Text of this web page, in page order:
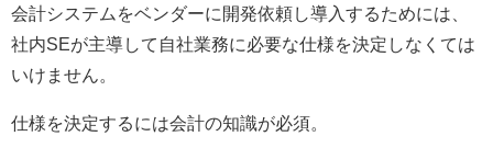
会計システムをベンダーに開発依頼し導入するためには、
社内SEが主導して自社業務に必要な仕様を決定しなくては
いけません。
仕様を決定するには会計の知識が必須。